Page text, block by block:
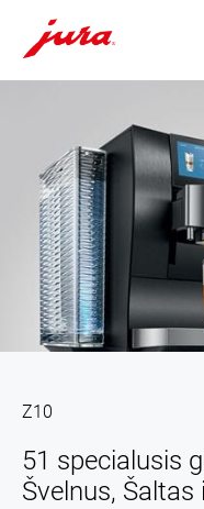
Pereiti
paieškos
Z10
51 specialusis
Švelnus, Šaltas